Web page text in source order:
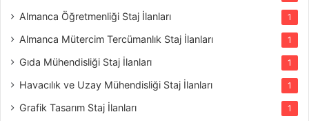
Almanca Öğretmenliği Staj İlanları 1
Almanca Mütercim Tercümanlık Staj İlanları 1
Gıda Mühendisliği Staj İlanları 1
Havacılık ve Uzay Mühendisliği Staj İlanları 1
Grafik Tasarım Staj İlanları 1